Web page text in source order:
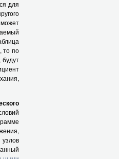
для
то по